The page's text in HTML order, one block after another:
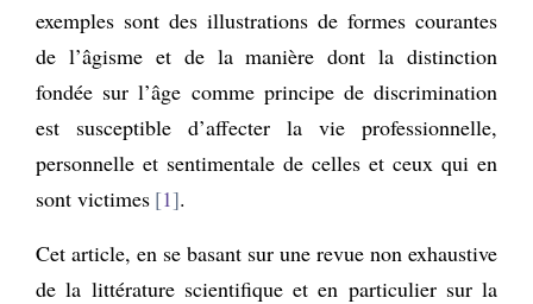
exemples sont des illustrations de formes courantes
de l’âgisme et de la manière dont la distinction
fondée sur l’âge comme principe de discrimination
est susceptible d’affecter la vie professionnelle,
personnelle et sentimentale de celles et ceux qui en
sont victimes 1 .
Cet article, en se basant sur une revue non exhaustive
de la littérature scientifique et en particulier sur la